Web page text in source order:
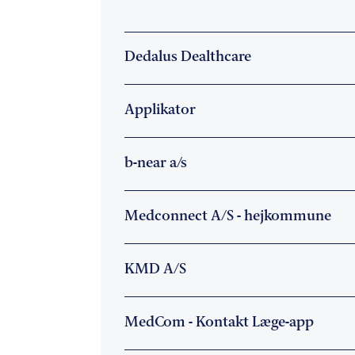
Dedalus Dealthcare
Applikator
b-near a/s
Medconnect A/S - hejkommune
KMD A/S
MedCom - Kontakt Læge-app